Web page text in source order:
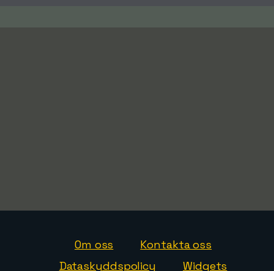
Om oss
Kontakta oss
Dataskyddspolicy
Widgets